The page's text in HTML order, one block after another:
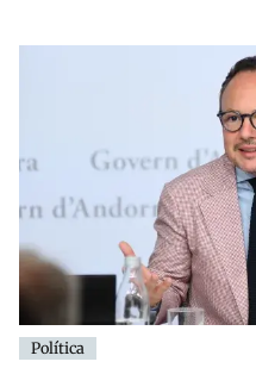
Política